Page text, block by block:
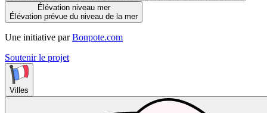
Élévation niveau mer
Élévation prévue du niveau de la mer
Une initiative par Bonpote.com
Soutenir le projet
Villes